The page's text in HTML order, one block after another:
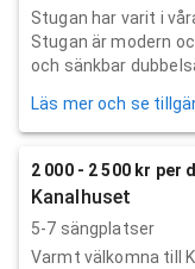
Stugan har varit i
Stugan är modern
och sänkbar
Läs mer och se
2 000 - 2 500 kr per
Kanalhuset
5-7 sängplatser
Varmt välkomna till